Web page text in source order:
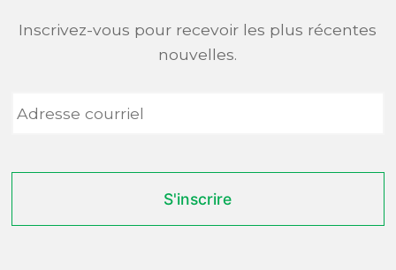
Inscrivez-vous pour recevoir les plus récentes
nouvelles.